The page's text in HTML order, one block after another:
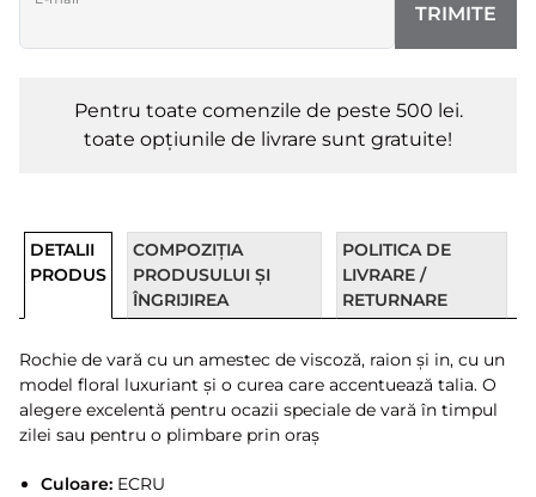
TRIMITE
Pentru toate comenzile de peste 500 lei.
toate opțiunile de livrare sunt gratuite!
DETALII
PRODUS
COMPOZIȚIA
PRODUSULUI ȘI
ÎNGRIJIREA
POLITICA DE
LIVRARE /
RETURNARE
Rochie de vară cu un amestec de viscoză, raion și in, cu un
model floral luxuriant și o curea care accentuează talia. O
alegere excelentă pentru ocazii speciale de vară în timpul
zilei sau pentru o plimbare prin oraș
Culoare:ECRU